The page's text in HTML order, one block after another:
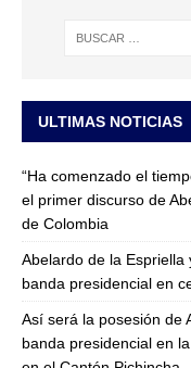
ULTIMAS NOTICIAS
“Ha comenzado el
el primer discurso de
de Colombia
Abelardo de la
banda presidencial en
Así será la posesión de
banda presidencial en